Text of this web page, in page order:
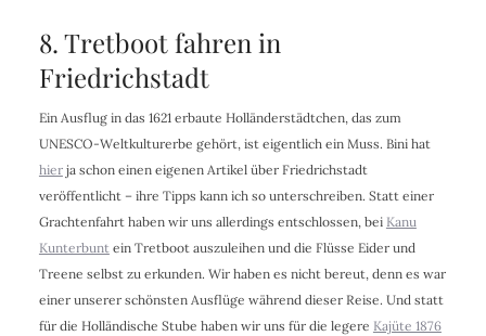
8. Tretboot fahren in
Friedrichstadt
Ein Ausflug in das 1621 erbaute Holländerstädtchen, das zum
UNESCO-Weltkulturerbe gehört, ist eigentlich ein Muss. Bini hat
hierja schon einen eigenen Artikel über Friedrichstadt
veröffentlicht – ihre Tipps kann ich so unterschreiben. Statt einer
Grachtenfahrt haben wir uns allerdings entschlossen, bei Kanu
Kunterbuntein Tretboot auszuleihen und die Flüsse Eider und
Treene selbst zu erkunden. Wir haben es nicht bereut, denn es war
einer unserer schönsten Ausflüge während dieser Reise. Und statt
für die Holländische Stube haben wir uns für die legere Kajüte 1876